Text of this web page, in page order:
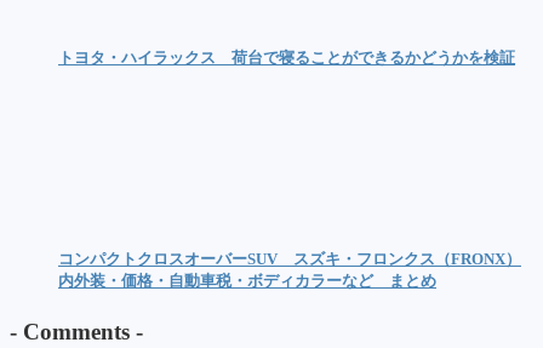
トヨタ・ハイラックス 荷台で寝ることができるかどうかを検証
コンパクトクロスオーバーSUV スズキ・フロンクス（FRONX）
内外装・価格・自動車税・ボディカラーなど まとめ
- Comments -